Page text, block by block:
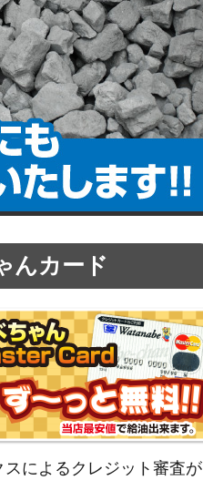
んカード
によるクレジット審査